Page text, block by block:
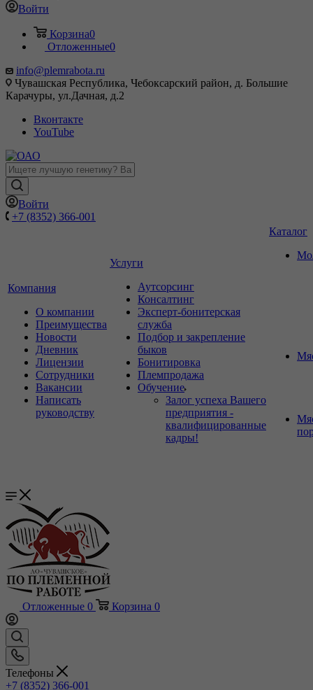
Войти
Корзина0
Отложенные0
info@plemrabota.ru
Чувашская Республика, Чебоксарский район, д. Большие
Карачуры, ул.Дачная, д.2
Вконтакте
YouTube
Войти
+7 (8352) 366-001
Компания
О компании
Преимущества
Новости
Дневник
Лицензии
Сотрудники
Вакансии
Написать
руководству
Услуги
Аутсорсинг
Консалтинг
Эксперт-бонитерская
служба
Подбор и закрепление
быков
Бонитировка
Племпродажа
Обучение
Залог успеха Вашего
предприятия -
квалифицированные
кадры!
Каталог
Отложенные 0 Корзина 0
Телефоны
+7 (8352) 366-001